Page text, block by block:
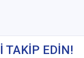
TAKİP EDİN!